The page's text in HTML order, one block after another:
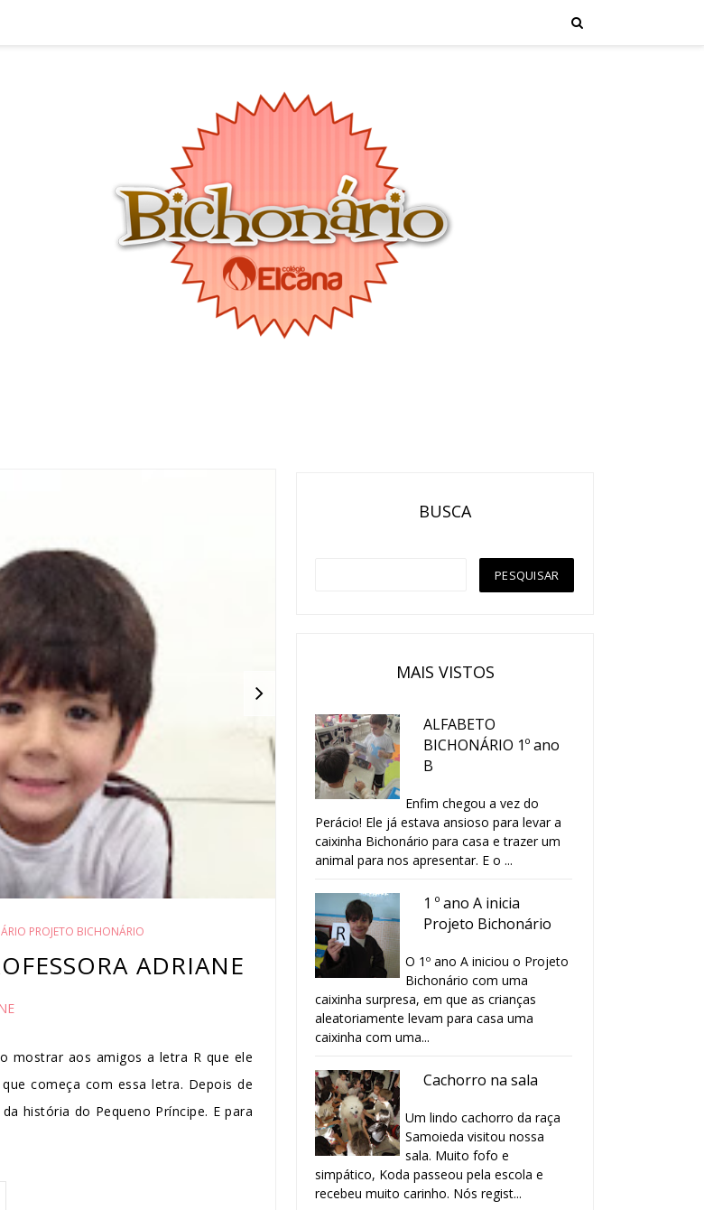
PROJETO BICHONÁRIO
ADRIANE
mostrar aos amigos a letra R que ele
começa com essa letra. Depois de
história do Pequeno Príncipe. E para
BUSCA
MAIS VISTOS
ALFABETO
BICHONÁRIO 1º ano
B
Enfim chegou a vez do
Perácio! Ele já estava ansioso para levar a
caixinha Bichonário para casa e trazer um
animal para nos apresentar. E o ...
1 º ano A inicia
Projeto Bichonário
O 1º ano A iniciou o Projeto
Bichonário com uma
caixinha surpresa, em que as crianças
aleatoriamente levam para casa uma
caixinha com uma...
Cachorro na sala
Um lindo cachorro da raça
Samoieda visitou nossa
sala. Muito fofo e
simpático, Koda passeou pela escola e
recebeu muito carinho. Nós regist...